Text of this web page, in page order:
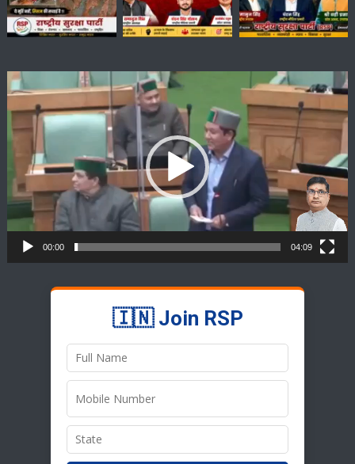
Video
Player
00:00 04:09
🇮🇳 Join RSP